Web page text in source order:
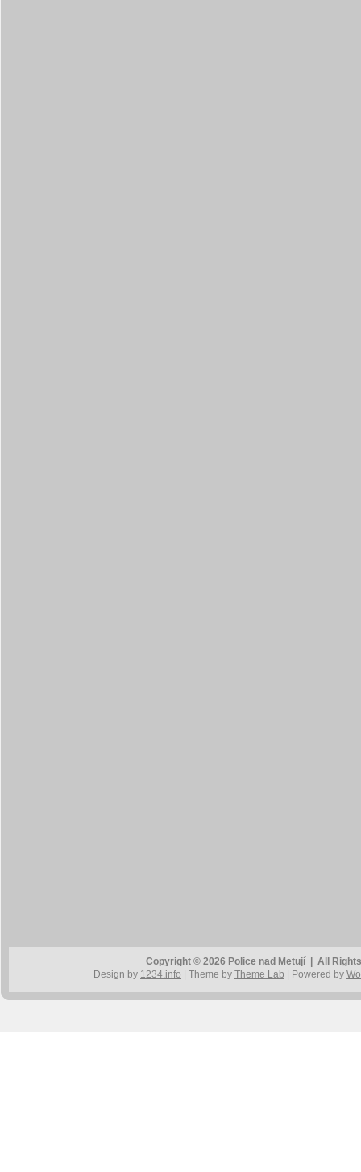
Copyright © 2026 Police nad Metují | All
Design by 1234.info | Theme by Theme Lab | Powered by